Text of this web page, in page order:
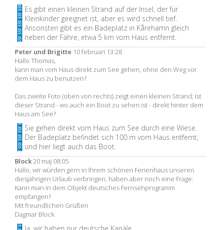
Es gibt einen kleinen Strand auf der Insel, der für
Kleinkinder geeignet ist, aber es wird schnell tief.
Ansonsten gibt es ein Badeplatz in Kårehamn gleich
neben der Fähre, etwa 5 km vom Haus entfernt.
Peter und Brigitte 10 februari 13:28
Hallo Thomas,
kann man vom Haus direkt zum See gehen, ohne den Weg vor
dem Haus zu benutzen?
Das zweite Foto (oben von rechts) zeigt einen kleinen Strand; Ist
dieser Strand - wo auch ein Boot zu sehen ist - direkt hinter dem
Haus am See?
Sie gehen direkt vom Haus zum See durch eine Wiese.
Der Badeplatz befindet sich 100 m vom Haus entfernt,
und hier liegt auch das Boot.
Block20 maj 08:05
Hallo, wir würden gern in Ihrem schönen Ferienhaus unseren
diesjährigen Urlaub verbringen, haben aber noch eine Frage:
Kann man in dem Objekt deutsches Fernsehprogramm
empfangen?
Mit freundlichen Grüßen
Dagmar Block